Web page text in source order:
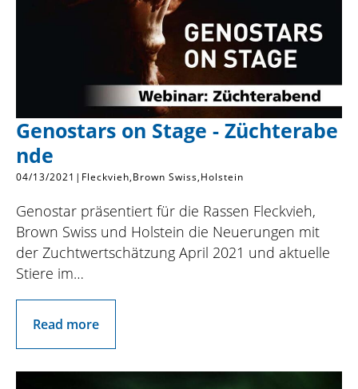
Genostars on Stage - Züchterabe
nde
04/13/2021 | Fleckvieh Brown Swiss Holstein
Genostar präsentiert für die Rassen Fleckvieh,
Brown Swiss und Holstein die Neuerungen mit
der Zuchtwertschätzung April 2021 und aktuelle
Stiere im…
Read more